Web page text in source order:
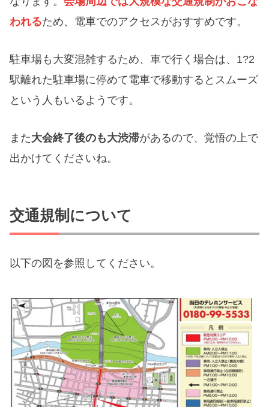
われるため、電車でのアクセスがおすすめです。
駐車場も大変混雑するため、車で行く場合は、1?2
駅離れた駐車場に停めて電車で移動するとスムーズ
という人もいるようです。
また大会終了後のも大渋滞があるので、覚悟の上で
出かけてくださいね。
交通規制について
以下の図を参照してください。